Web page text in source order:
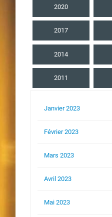
2020
2017
2014
2011
Janvier 2023
Février 2023
Mars 2023
Avril 2023
Mai 2023